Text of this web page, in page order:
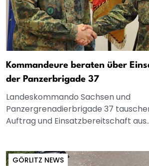
Kommandeure beraten über
der Panzerbrigade 37
Landeskommando Sachsen und
Panzergrenadierbrigade 37
Auftrag und Einsatzbereitschaft
GÖRLITZ NEWS